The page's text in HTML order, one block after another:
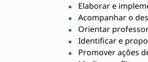
Elaborar e
Acompanhar o
Orientar
Identificar e
Promover ações